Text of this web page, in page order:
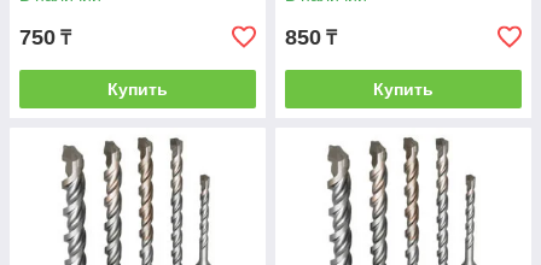
750 ₸
Купить
850 ₸
Купить